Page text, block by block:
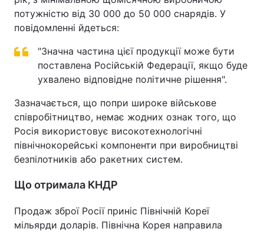
потужністю від 30 000 до 50 000 снарядів. У
повідомленні йдеться:
"Значна частина цієї продукції може бути
поставлена Російській Федерації, якщо буде
ухвалено відповідне політичне рішення".
Зазначається, що попри широке військове
співробітництво, немає жодних ознак того, що
Росія використовує високотехнологічні
північнокорейські компоненти при виробництві
безпілотників або ракетних систем.
Що отримала КНДР
Продаж зброї Росії приніс Північній Кореї
мільярди доларів. Північна Корея направила